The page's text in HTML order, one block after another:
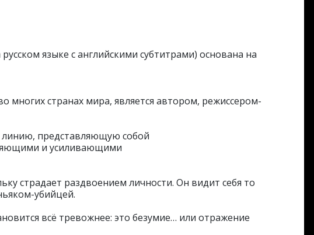
языке с английскими субтитрами) основана на
странах мира, является автором, режиссером-
линию, представляющую собой
и усиливающими
страдает раздвоением личности. Он видит себя то
убийцей.
всё тревожнее: это безумие… или отражение